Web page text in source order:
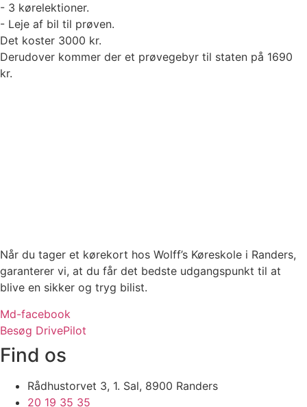
- 3 kørelektioner.
- Leje af bil til prøven.
Det koster 3000 kr.
Derudover kommer der et prøvegebyr til staten på 1690
kr.
Når du tager et kørekort hos Wolff’s Køreskole i Randers,
garanterer vi, at du får det bedste udgangspunkt til at
blive en sikker og tryg bilist.
Md-facebook
Besøg DrivePilot
Find os
Rådhustorvet 3, 1. Sal, 8900 Randers
20 19 35 35